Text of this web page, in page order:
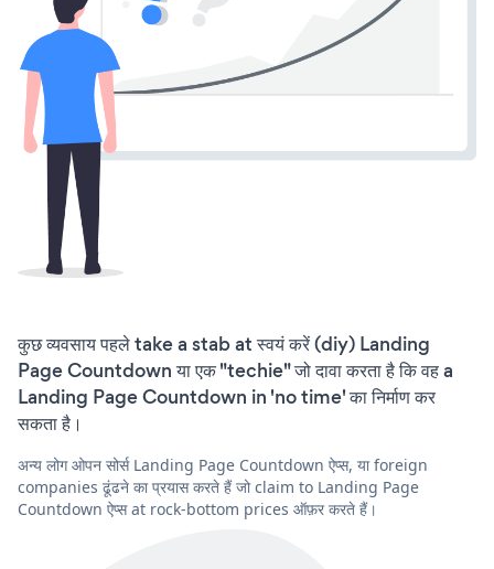
कुछ व्यवसाय पहले take a stab at स्वयं करें (diy) Landing
Page Countdown या एक "techie" जो दावा करता है कि वह a
Landing Page Countdown in 'no time' का निर्माण कर
सकता है।
अन्य लोग ओपन सोर्स Landing Page Countdown ऐप्स, या foreign
companies ढूंढने का प्रयास करते हैं जो claim to Landing Page
Countdown ऐप्स at rock-bottom prices ऑफ़र करते हैं।